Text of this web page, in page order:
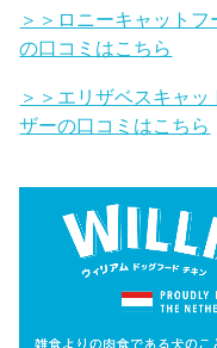
＞＞ロニーキャット
の口コミはこちら
＞＞エリザベスキャ
ザーの口コミはこちら